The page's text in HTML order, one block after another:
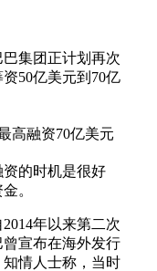
集团正计划再次
50亿美元到70亿
的时机是很好
。
年以来第二次
曾宣布在海外发行
情人士称，当时